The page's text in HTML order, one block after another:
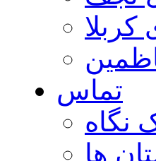
تماس
نگاه
ها